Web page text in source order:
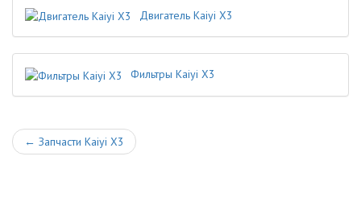
Двигатель Kaiyi X3
Фильтры Kaiyi X3
← Запчасти Kaiyi X3